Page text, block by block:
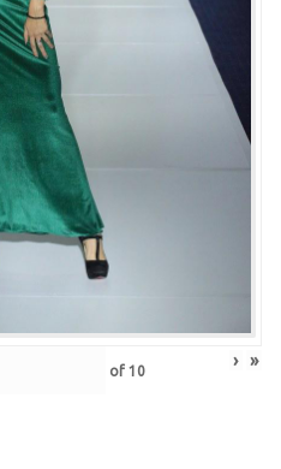
of 10 › »